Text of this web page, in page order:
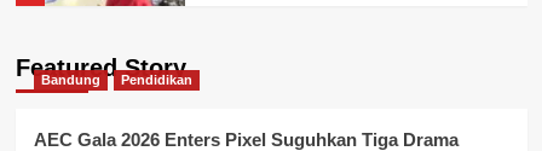
Featured Story
Bandung Pendidikan
AEC Gala 2026 Enters Pixel Suguhkan Tiga Drama